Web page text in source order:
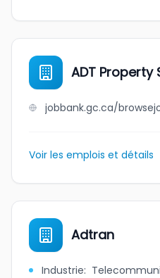
ADT Property
Voir les emplois et détails
Adtran
Industrie: